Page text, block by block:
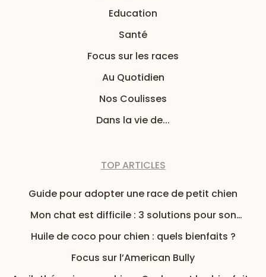
Education
Santé
Focus sur les races
Au Quotidien
Nos Coulisses
Dans la vie de...
TOP ARTICLES
Guide pour adopter une race de petit chien
Mon chat est difficile : 3 solutions pour son
alimentation
Huile de coco pour chien : quels bienfaits ?
Focus sur l’American Bully